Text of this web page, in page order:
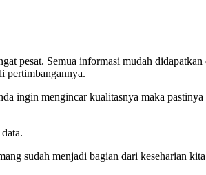
pesat. Semua informasi mudah didapatkan
pertimbangannya.
ingin mengincar kualitasnya maka pastinya
sudah menjadi bagian dari keseharian